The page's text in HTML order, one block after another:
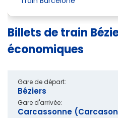
Billets de train
économiques
Gare de départ:
Béziers
Gare d'arrivée:
Carcassonne